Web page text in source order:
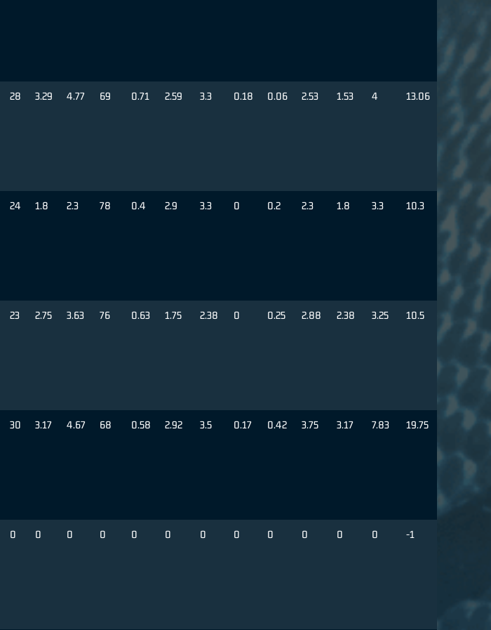
28 3.29 4.77 69 0.71 2.59 3.3 0.18 0.06 2.53 1.53 4 13.06
24 1.8 2.3 78 0.4 2.9 3.3 0 0.2 2.3 1.8 3.3 10.3
23 2.75 3.63 76 0.63 1.75 2.38 0 0.25 2.88 2.38 3.25 10.5
30 3.17 4.67 68 0.58 2.92 3.5 0.17 0.42 3.75 3.17 7.83 19.75
0 0 0 0 0 0 0 0 0 0 0 0 -1